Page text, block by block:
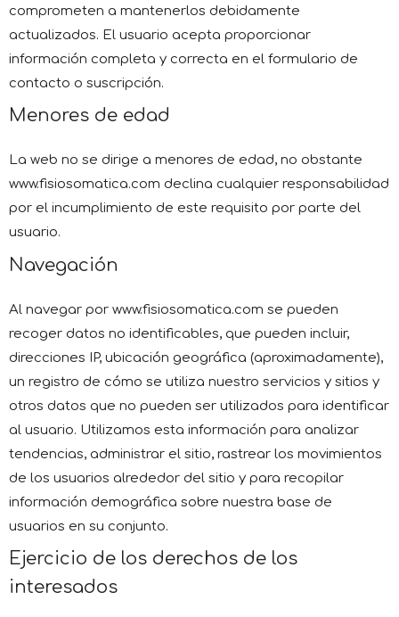
comprometen a mantenerlos debidamente
actualizados. El usuario acepta proporcionar
información completa y correcta en el formulario de
contacto o suscripción.
Menores de edad
La web no se dirige a menores de edad, no obstante
www.fisiosomatica.com declina cualquier responsabilidad
por el incumplimiento de este requisito por parte del
usuario.
Navegación
Al navegar por www.fisiosomatica.com se pueden
recoger datos no identificables, que pueden incluir,
direcciones IP, ubicación geográfica (aproximadamente),
un registro de cómo se utiliza nuestro servicios y sitios y
otros datos que no pueden ser utilizados para identificar
al usuario. Utilizamos esta información para analizar
tendencias, administrar el sitio, rastrear los movimientos
de los usuarios alrededor del sitio y para recopilar
información demográfica sobre nuestra base de
usuarios en su conjunto.
Ejercicio de los derechos de los
interesados